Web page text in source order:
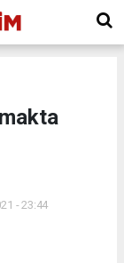
- 23:44